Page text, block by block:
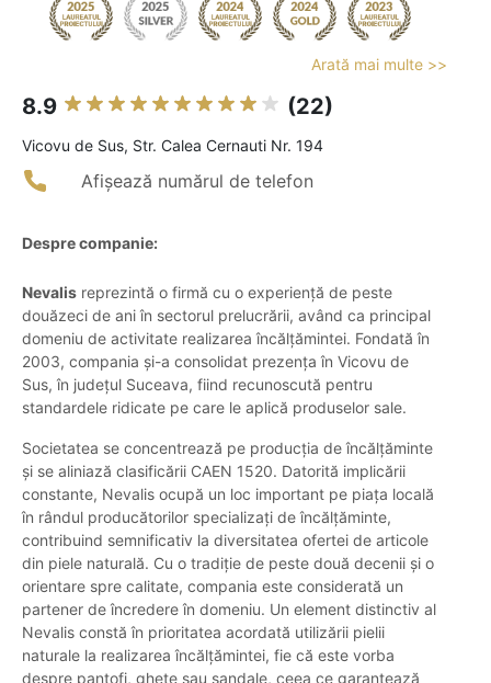
Arată mai multe >>
8.9 (22)
Vicovu de Sus, Str. Calea Cernauti Nr. 194
Afișează numărul de telefon
Despre companie:
Nevalis reprezintă o firmă cu o experiență de peste
douăzeci de ani în sectorul prelucrării, având ca principal
domeniu de activitate realizarea încălțămintei. Fondată în
2003, compania și-a consolidat prezența în Vicovu de
Sus, în județul Suceava, fiind recunoscută pentru
standardele ridicate pe care le aplică produselor sale.
Societatea se concentrează pe producția de încălțăminte
și se aliniază clasificării CAEN 1520. Datorită implicării
constante, Nevalis ocupă un loc important pe piața locală
în rândul producătorilor specializați de încălțăminte,
contribuind semnificativ la diversitatea ofertei de articole
din piele naturală. Cu o tradiție de peste două decenii și o
orientare spre calitate, compania este considerată un
partener de încredere în domeniu. Un element distinctiv al
Nevalis constă în prioritatea acordată utilizării pielii
naturale la realizarea încălțămintei, fie că este vorba
despre pantofi, ghete sau sandale, ceea ce garantează